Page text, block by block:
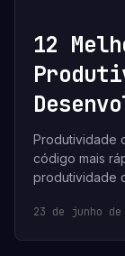
12
Produtividade
código mais
produtividade
23 de junho de